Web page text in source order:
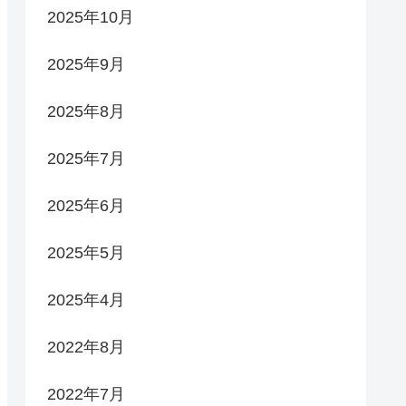
2025年10月
2025年9月
2025年8月
2025年7月
2025年6月
2025年5月
2025年4月
2022年8月
2022年7月